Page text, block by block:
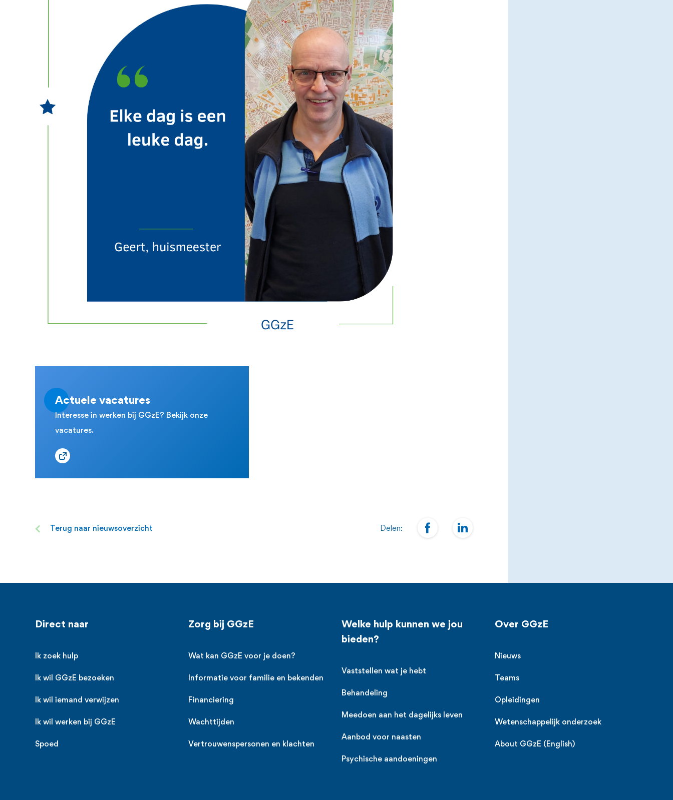
Actuele vacatures
Interesse in werken bij GGzE? Bekijk onze
vacatures.
Terug naar nieuwsoverzicht Delen:
Voet
Direct naar
Ik zoek hulp
Ik wil GGzE bezoeken
Ik wil iemand verwijzen
Ik wil werken bij GGzE
Spoed
Zorg bij GGzE
Wat kan GGzE voor je doen?
Informatie voor familie en bekenden
Financiering
Wachttijden
Vertrouwenspersonen en klachten
Welke hulp kunnen we jou
bieden?
Vaststellen wat je hebt
Behandeling
Meedoen aan het dagelijks leven
Aanbod voor naasten
Psychische aandoeningen
Over GGzE
Nieuws
Teams
Opleidingen
Wetenschappelijk onderzoek
About GGzE (English)